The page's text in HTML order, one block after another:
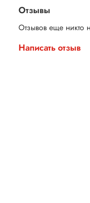
Отзывы
Отзывов еще никто
Написать отзыв